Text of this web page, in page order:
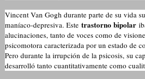
Vincent Van Gogh durante parte de su vida
maníaco-depresiva. Este trastorno bipolar
alucinaciones, tanto de voces como de
psicomotora caracterizada por un estado de
Pero durante la irrupción de la psicosis, su
desarrolló tanto cuantitativamente como